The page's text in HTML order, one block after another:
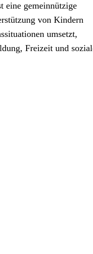
eine gemeinnützige
von Kindern
umsetzt,
Freizeit und